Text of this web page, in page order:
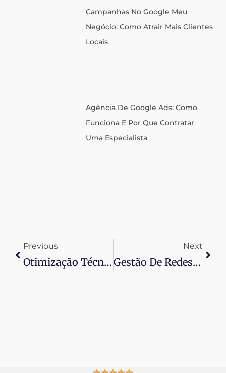
Campanhas No Google Meu
Negócio: Como Atrair Mais Clientes
Locais
Agência De Google Ads: Como
Funciona E Por Que Contratar
Uma Especialista
Previous
Otimização Técnica: Otimização Técnica E Estratégias Off-Page Para Impulsionar Sua Autoridade 🚀🔍
Next
Gestão De Redes Sociais: Fortalecendo A Marca E Engajando Públicos 📱🚀